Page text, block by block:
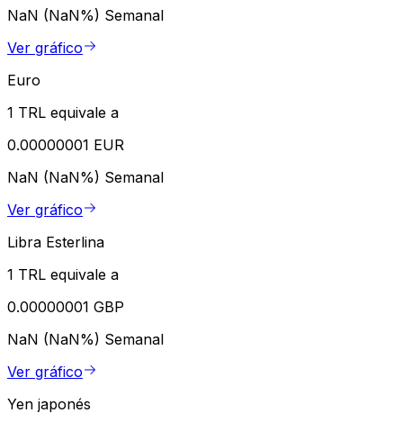
NaN (NaN%) Semanal
Ver gráfico
Euro
1 TRL equivale a
0.00000001 EUR
NaN (NaN%) Semanal
Ver gráfico
Libra Esterlina
1 TRL equivale a
0.00000001 GBP
NaN (NaN%) Semanal
Ver gráfico
Yen japonés